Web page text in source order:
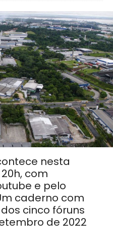
nesta
com
e pelo
caderno com
cinco fóruns
de 2022